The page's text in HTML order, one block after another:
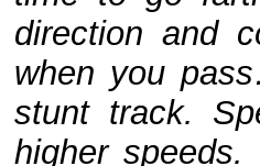
direction and
when you
stunt track.
higher